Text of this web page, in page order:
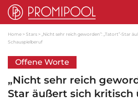
Home Stars
„Nicht sehr reich geworden”: „Tatort”-Star
Schauspielberuf
Offene Worte
„Nicht sehr reich
Star äußert sich kritisch